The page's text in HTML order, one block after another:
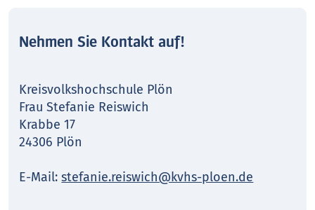
Nehmen Sie Kontakt auf!
Kreisvolkshochschule Plön
Frau Stefanie Reiswich
Krabbe 17
24306 Plön
E-Mail:stefanie.reiswich@kvhs-ploen.de